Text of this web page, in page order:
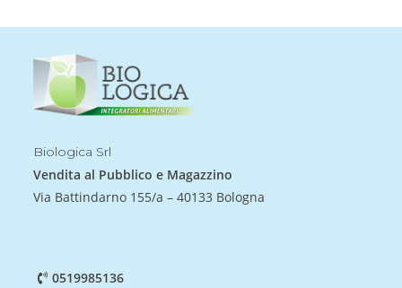
Biologica Srl
Vendita al Pubblico e Magazzino
Via Battindarno 155/a – 40133 Bologna
0519985136